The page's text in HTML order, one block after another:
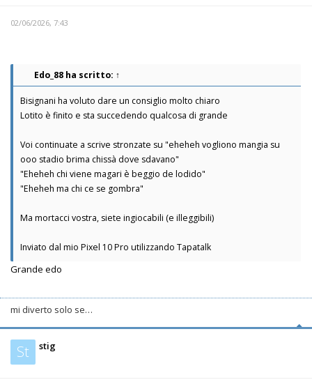
02/06/2026, 7:43
Edo_88 ha scritto: ↑
Bisignani ha voluto dare un consiglio molto chiaro
Lotito è finito e sta succedendo qualcosa di grande
Voi continuate a scrive stronzate su "eheheh vogliono mangia su
ooo stadio brima chissà dove sdavano"
"Eheheh chi viene magari è beggio de lodido"
"Eheheh ma chi ce se gombra"
Ma mortacci vostra, siete ingiocabili (e illeggibili)
Inviato dal mio Pixel 10 Pro utilizzando Tapatalk
Grande edo
mi diverto solo se…
St stig